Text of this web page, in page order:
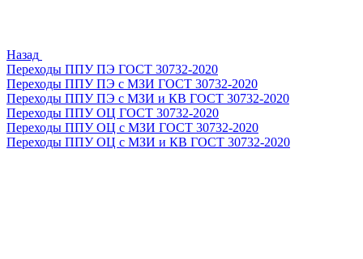
Назад
Переходы ППУ ПЭ ГОСТ 30732-2020
Переходы ППУ ПЭ с МЗИ ГОСТ 30732-2020
Переходы ППУ ПЭ с МЗИ и КВ ГОСТ 30732-2020
Переходы ППУ ОЦ ГОСТ 30732-2020
Переходы ППУ ОЦ с МЗИ ГОСТ 30732-2020
Переходы ППУ ОЦ с МЗИ и КВ ГОСТ 30732-2020